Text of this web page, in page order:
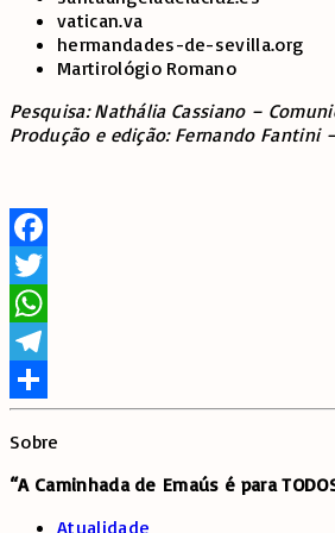
vatican.va
hermandades-de-sevilla.org
Martirológio Romano
Pesquisa: Nathália Cassiano –
Produção e edição: Fernando Fantini
Facebook
Twitter
WhatsApp
Telegram
Share
Sobre
“A Caminhada de Emaús é para
Atualidade